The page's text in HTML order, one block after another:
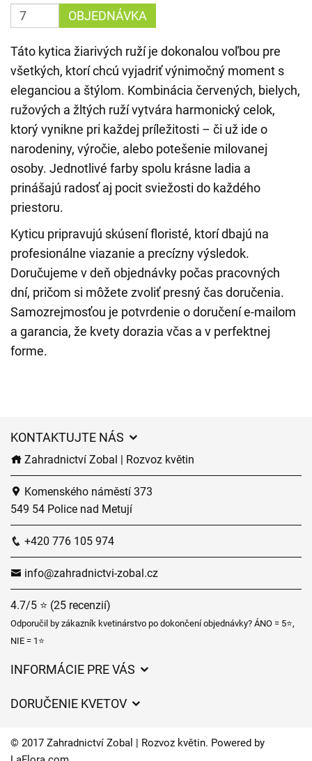
OBJEDNÁVKA
Táto kytica žiarivých ruží je dokonalou voľbou pre
všetkých, ktorí chcú vyjadriť výnimočný moment s
eleganciou a štýlom. Kombinácia červených, bielych,
ružových a žltých ruží vytvára harmonický celok,
ktorý vynikne pri každej príležitosti – či už ide o
narodeniny, výročie, alebo potešenie milovanej
osoby. Jednotlivé farby spolu krásne ladia a
prinášajú radosť aj pocit sviežosti do každého
priestoru.
Kyticu pripravujú skúsení floristé, ktorí dbajú na
profesionálne viazanie a precízny výsledok.
Doručujeme v deň objednávky počas pracovných
dní, pričom si môžete zvoliť presný čas doručenia.
Samozrejmosťou je potvrdenie o doručení e-mailom
a garancia, že kvety dorazia včas a v perfektnej
forme.
KONTAKTUJTE NÁS
Zahradnictví Zobal | Rozvoz květin
Komenského náměstí 373
549 54 Police nad Metují
+420 776 105 974
info@zahradnictvi-zobal.cz
4.7/5 ⭐ (25 recenzií)
Odporučil by zákazník kvetinárstvo po dokončení objednávky? ÁNO = 5⭐,
NIE = 1⭐
INFORMÁCIE PRE VÁS
Časy doručenia kvetov – prehľad možností
DORUČENIE KVETOV
Kam doručujeme kvety
© 2017 Zahradnictví Zobal | Rozvoz květin. Powered by